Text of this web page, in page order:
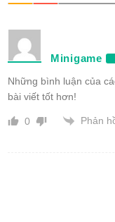
Minigame
Những bình luận của
bài viết tốt hơn!
0 Phản